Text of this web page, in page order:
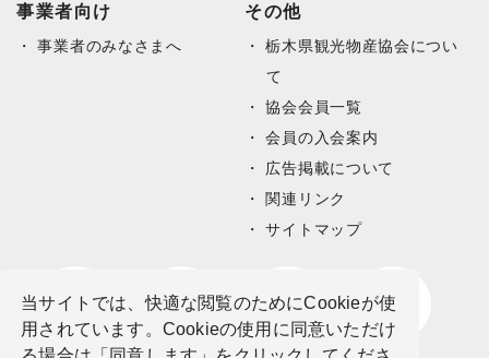
当サイトでは、快適な閲覧のためにCookieが使
用されています。Cookieの使用に同意いただけ
事業者向け
事業者のみなさまへ
その他
栃木県観光物産協会につい
て
協会会員一覧
会員の入会案内
広告掲載について
関連リンク
サイトマップ